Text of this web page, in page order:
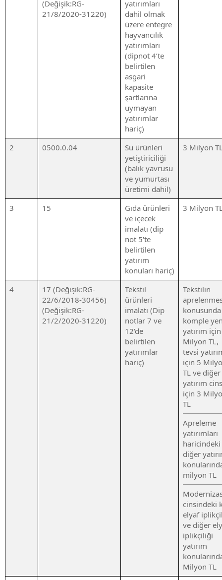
(Değişik:RG-
21/8/2020-31220)
yatırımları
dahil olmak
üzere entegre
hayvancılık
yatırımları
(dipnot 4’te
belirtilen
asgari
kapasite
şartlarına
uymayan
yatırımlar
hariç)
2 0500.0.04
Su ürünleri
yetiştiriciliği
(balık yavrusu
ve yumurtası
üretimi dahil)
3 Milyon
3 15
Gıda ürünleri
ve içecek
imalatı (dip
not 5'te
belirtilen
yatırım
konuları hariç)
3 Milyon
4
17 (Değişik:RG-
22/6/2018-30456)
(Değişik:RG-
21/2/2020-31220)
Tekstil
ürünleri
imalatı (Dip
notlar 7 ve
12'de
belirtilen
yatırımlar
hariç)
Tekstilin
konusunda
komple
yatırım
Milyon TL,
tevsi
için 5
TL ve diğer
yatırım
için 3
TL
Apreleme
yatırımları
haricindeki
diğer
milyon TL
cinsindeki
elyaf
ve diğer
iplikçiliği
yatırım
Milyon TL